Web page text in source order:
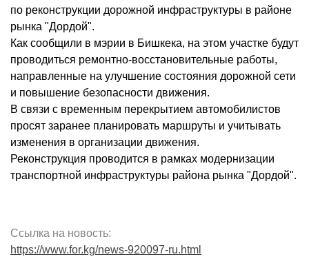
по реконструкции дорожной инфраструктуры в районе
рынка "Дордой".
Как сообщили в мэрии в Бишкека, на этом участке будут
проводиться ремонтно-восстановительные работы,
направленные на улучшение состояния дорожной сети
и повышение безопасности движения.
В связи с временным перекрытием автомобилистов
просят заранее планировать маршруты и учитывать
изменения в организации движения.
Реконструкция проводится в рамках модернизации
транспортной инфраструктуры района рынка "Дордой".
Ссылка на новость:
https://www.for.kg/news-920097-ru.html